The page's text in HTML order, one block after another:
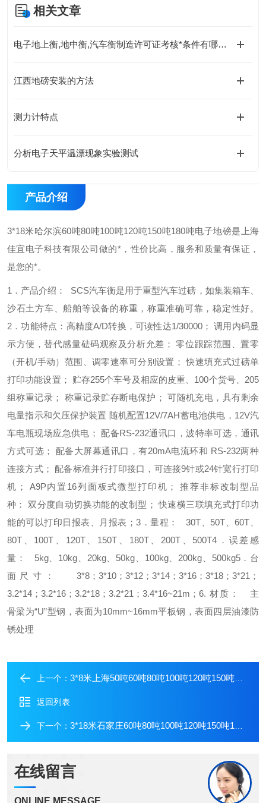
相关文章
电子地上衡,地中衡,汽车衡制造许可证考核*条件有哪些？
江西地磅安装的方法
测力计特点
分析电子天平温漂现象实验测试
产品介绍
3*18米哈尔滨60吨80吨100吨120吨150吨180吨电子地磅是上海
佳宜电子科技有限公司做的*，性价比高，服务和质量有保证，
是您的*。
1．产品介绍：
SCS汽车衡是用于重型汽车过磅，如集装箱车、
沙石土方车、船舶等设备的称重，称重准确可靠，稳定性好。
2．功能特点： 高精度A/D转换，可读性达1/30000；调用内码显
示方便，替代感量砝码观察及分析允差；零位跟踪范围、置零
（开机/手动）范围、调零速率可分别设置；快速填充式过磅单
打印功能设置； 贮存255个车号及相应的皮重、100个货号、205
组称重记录； 称重记录贮存断电保护；可随机充电，具有剩余
电量指示和欠压保护装置 随机配置12V/7AH蓄电池供电，12V汽
车电瓶现场应急供电；配备RS-232通讯口，波特率可选，通讯
方式可选； 配备大屏幕通讯口，有20mA电流环和 RS-232两种
连接方式；配备标准并行打印接口，可连接9针或24针宽行打印
机； A9P内置16列面板式微型打印机；推荐非标改制型品
种： 双分度自动切换功能的改制型；快速横三联填充式打印功
能的可以打印日报表、月报表；3．量程：
30T、50T、60T、
80T、100T、120T、150T、180T、200T、500T4．误差感
量：
5kg、10kg、20kg、50kg、100kg、200kg、500kg5．台
面尺寸：
3*8；3*10；3*12；3*14；3*16；3*18；3*21；
3.2*14；3.2*16；3.2*18；3.2*21；3.4*16~21m； 6. 材质：
主
骨梁为“U”型钢，表面为10mm~16mm平板钢，表面四层油漆防
锈处理
上一个： 3*8米上海50吨60吨80吨100吨120吨150吨180吨电子地磅
返回列表
下一个： 3*18米石家庄60吨80吨100吨120吨150吨180吨电子地磅
在线留言
ONLINE MESSAGE